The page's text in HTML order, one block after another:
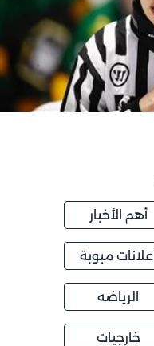
أهم الأخبار
اعلانات مبوبة
الرياضه
خارجيات